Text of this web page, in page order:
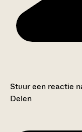
Stuur een reactie
Delen